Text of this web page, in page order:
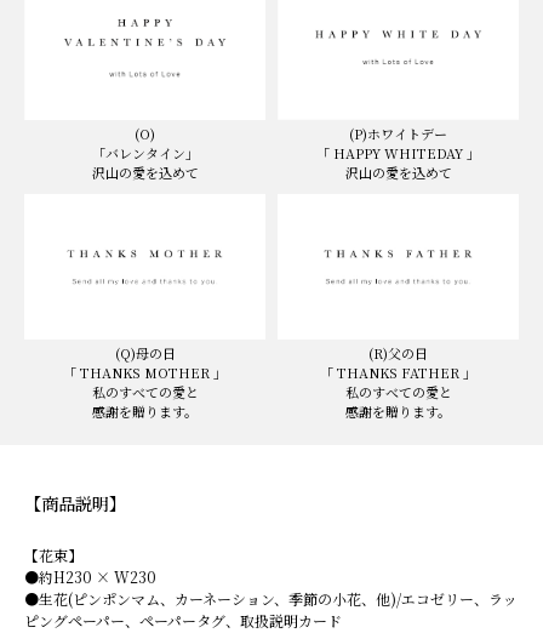
(O)
「バレンタイン」
沢山の愛を込めて
(P)ホワイトデー
「 HAPPY WHITEDAY 」
沢山の愛を込めて
(Q)母の日
「 THANKS MOTHER 」
私のすべての愛と
感謝を贈ります。
(R)父の日
「 THANKS FATHER 」
私のすべての愛と
感謝を贈ります。
【商品説明】
【花束】
●約H230 × W230
●生花(ピンポンマム、カーネーション、季節の小花、他)/エコゼリー、ラッ
ピングペーパー、ペーパータグ、取扱説明カード